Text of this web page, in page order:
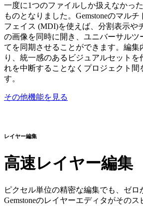
一度に1つのファイルしか扱えなかっ
ものとなりました。Gemstoneのマル
フェイス (MDI)を使えば、分割表示や
の画像を同時に開き、ユニバーサルツ
てを同期させることができます。編集
り、統一感のあるビジュアルセット
れを中断することなくプロジェクト間
す。
その他機能を見る
レイヤー編集
高速レイヤー編集
ピクセル単位の精密な編集でも、ゼロ
Gemstoneのレイヤーエディタがそのス